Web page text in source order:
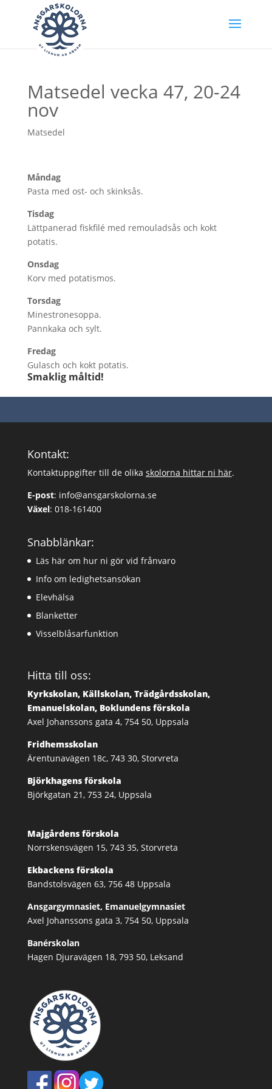
Matsedel vecka 47, 20-24
nov
Matsedel
Måndag
Pasta med ost- och skinksås.
Tisdag
Lättpanerad fiskfilé med remouladsås och kokt
potatis.
Onsdag
Korv med potatismos.
Torsdag
Minestronesoppa.
Pannkaka och sylt.
Fredag
Gulasch och kokt potatis.
Smaklig måltid!
Kontakt:
Kontaktuppgifter till de olika skolorna hittar ni här.
E-post: info@ansgarskolorna.se
Växel: 018-161400
Snabblänkar:
Läs här om hur ni gör vid frånvaro
Info om ledighetsansökan
Elevhälsa
Blanketter
Visselblåsarfunktion
Hitta till oss:
Kyrkskolan, Källskolan, Trädgårdsskolan,
Emanuelskolan, Boklundens förskola
Axel Johanssons gata 4, 754 50, Uppsala
Fridhemsskolan
Ärentunavägen 18c, 743 30, Storvreta
Björkhagens förskola
Björkgatan 21, 753 24, Uppsala
Majgårdens förskola
Norrskensvägen 15, 743 35, Storvreta
Ekbackens förskola
Bandstolsvägen 63, 756 48 Uppsala
Ansgargymnasiet, Emanuelgymnasiet
Axel Johanssons gata 3, 754 50, Uppsala
Banérskolan
Hagen Djuravägen 18, 793 50, Leksand